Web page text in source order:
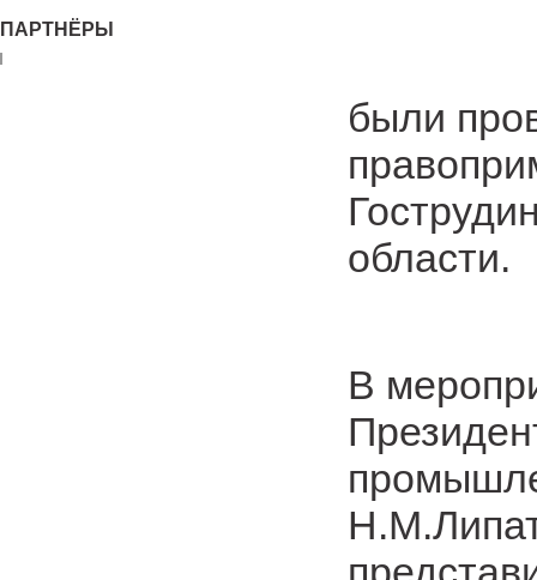
ПАРТНЁРЫ
были
области.
В